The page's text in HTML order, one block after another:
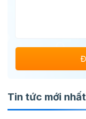
Tin tức mới nhất